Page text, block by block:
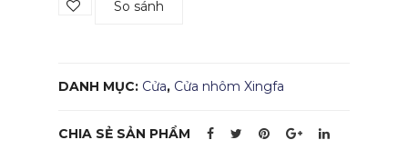
So sánh
DANH MỤC: Cửa, Cửa nhôm Xingfa
CHIA SẺ SẢN PHẨM